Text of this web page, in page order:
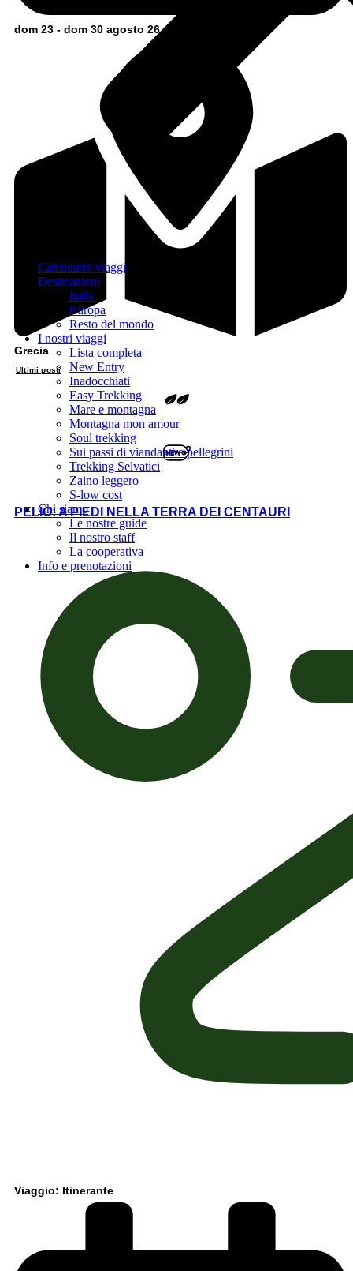
Calendario viaggi
Destinazioni
Italia
Europa
Resto del mondo
I nostri viaggi
Lista completa
New Entry
Inadocchiati
Easy Trekking
Mare e montagna
Montagna mon amour
Soul trekking
Sui passi di viandanti e pellegrini
Trekking Selvatici
Zaino leggero
S-low cost
Chi siamo
Le nostre guide
Il nostro staff
La cooperativa
Info e prenotazioni
dom 23 - dom 30 agosto 26
Grecia
Ultimi posti
PELIO: A PIEDI NELLA TERRA DEI CENTAURI
Viaggio: Itinerante